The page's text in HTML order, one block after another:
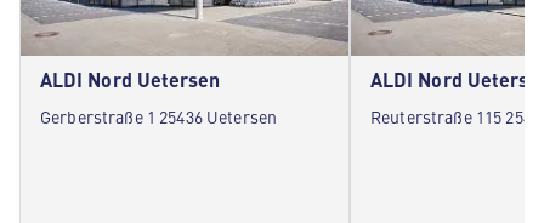
ALDI Nord Uetersen
Gerberstraße 1 25436 Uetersen
ALDI Nord
Reuterstraße 115